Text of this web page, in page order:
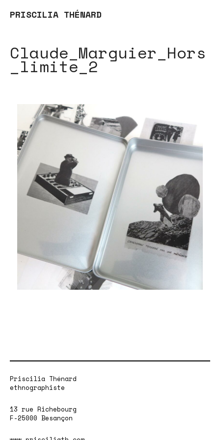
PRISCILIA THÉNARD
Claude_Marguier_Hors
_limite_2
Priscilia Thénard
ethnographiste
13 rue Richebourg
F-25000 Besançon